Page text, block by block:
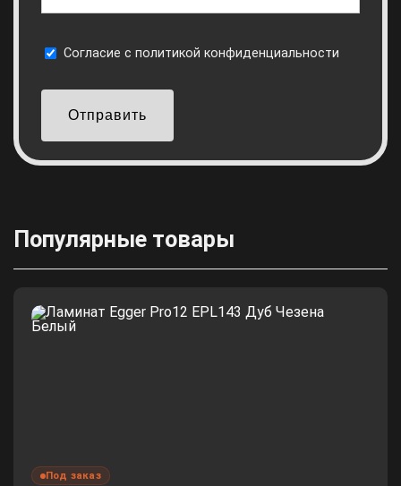
Cогласие сполитикой конфиденциальности
Отправить
Популярные товары
Под заказ